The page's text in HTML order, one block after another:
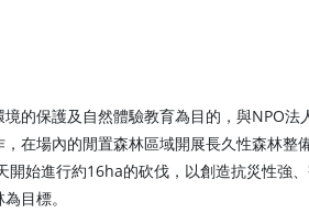
的保護及自然體驗教育為目的，與NPO法
在場內的閒置森林區域開展長久性森林整備
開始進行約16ha的砍伐，以創造抗災性強
目標。